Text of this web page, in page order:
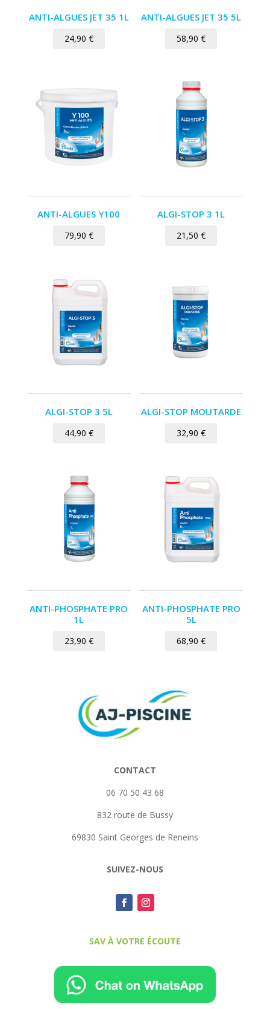
ANTI-ALGUES JET 35 1L
24,90 €
ANTI-ALGUES JET 35 5L
58,90€
ANTI-ALGUES Y100
79,90 €
ALGI-STOP 3 1L
21,50€
ALGI-STOP 3 5L
44,90 €
ALGI-STOP MOUTARDE
32,90€
ANTI-PHOSPHATE PRO
1L
23,90 €
ANTI-PHOSPHATE PRO
5L
68,90€
CONTACT
06 70 50 43 68
832 route de Bussy
69830 Saint Georges de Reneins
SUIVEZ-NOUS
SAV À VOTRE ÉCOUTE